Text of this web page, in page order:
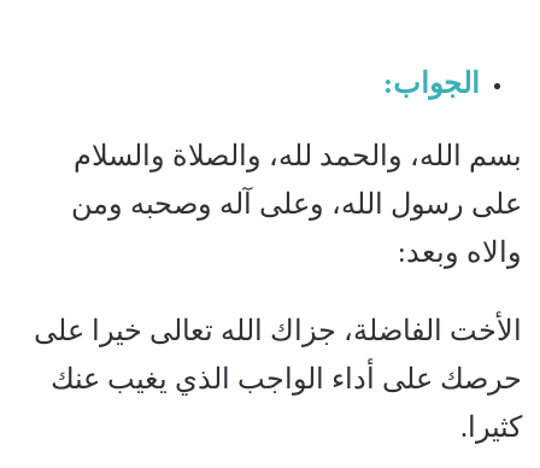
الجواب:
بسم الله، والحمد لله، والصلاة والسلام
على رسول الله، وعلى آله وصحبه ومن
والاه وبعد:
الأخت الفاضلة، جزاك الله تعالى خيرا على
حرصك على أداء الواجب الذي يغيب عنك
كثيرا.